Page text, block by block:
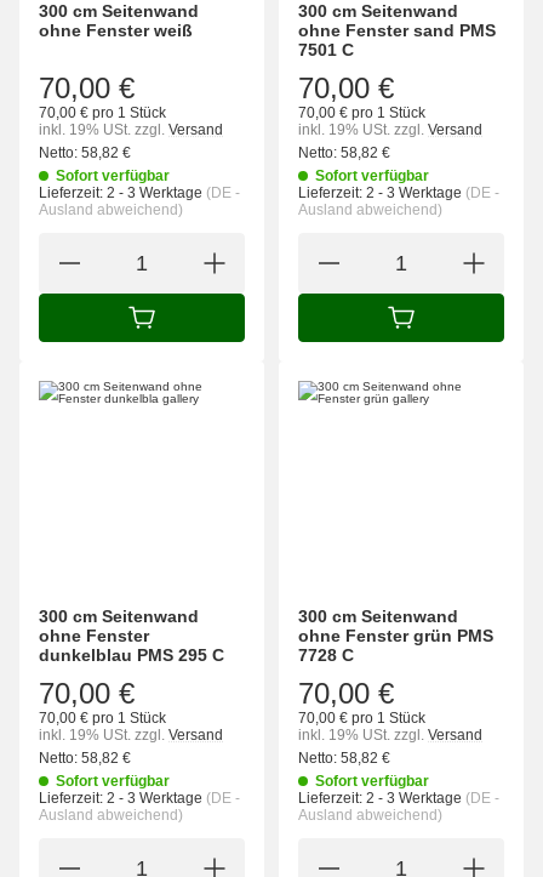
300 cm Seitenwand
ohne Fenster weiß
70,00 €
70,00 € pro 1 Stück
inkl. 19% USt. zzgl. Versand
Netto: 58,82 €
Sofort verfügbar
Lieferzeit: 2 - 3 Werktage (DE -
Ausland abweichend)
IN DEN WARENKORB
300 cm Seitenwand
ohne Fenster sand PMS
7501 C
70,00 €
70,00 € pro 1 Stück
inkl. 19% USt. zzgl. Versand
Netto: 58,82 €
Sofort verfügbar
Lieferzeit: 2 - 3 Werktage (DE -
Ausland abweichend)
IN DEN
300 cm Seitenwand
ohne Fenster
dunkelblau PMS 295 C
70,00 €
70,00 € pro 1 Stück
inkl. 19% USt. zzgl. Versand
Netto: 58,82 €
Sofort verfügbar
Lieferzeit: 2 - 3 Werktage (DE -
Ausland abweichend)
300 cm Seitenwand
ohne Fenster grün PMS
7728 C
70,00 €
70,00 € pro 1 Stück
inkl. 19% USt. zzgl. Versand
Netto: 58,82 €
Sofort verfügbar
Lieferzeit: 2 - 3 Werktage (DE -
Ausland abweichend)